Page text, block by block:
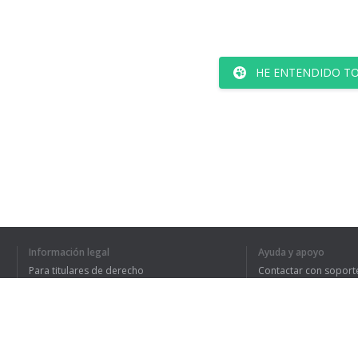
HE ENTENDIDO
Información legal
Para titulares de derecho
Ayuda y apoyo
Contactar con